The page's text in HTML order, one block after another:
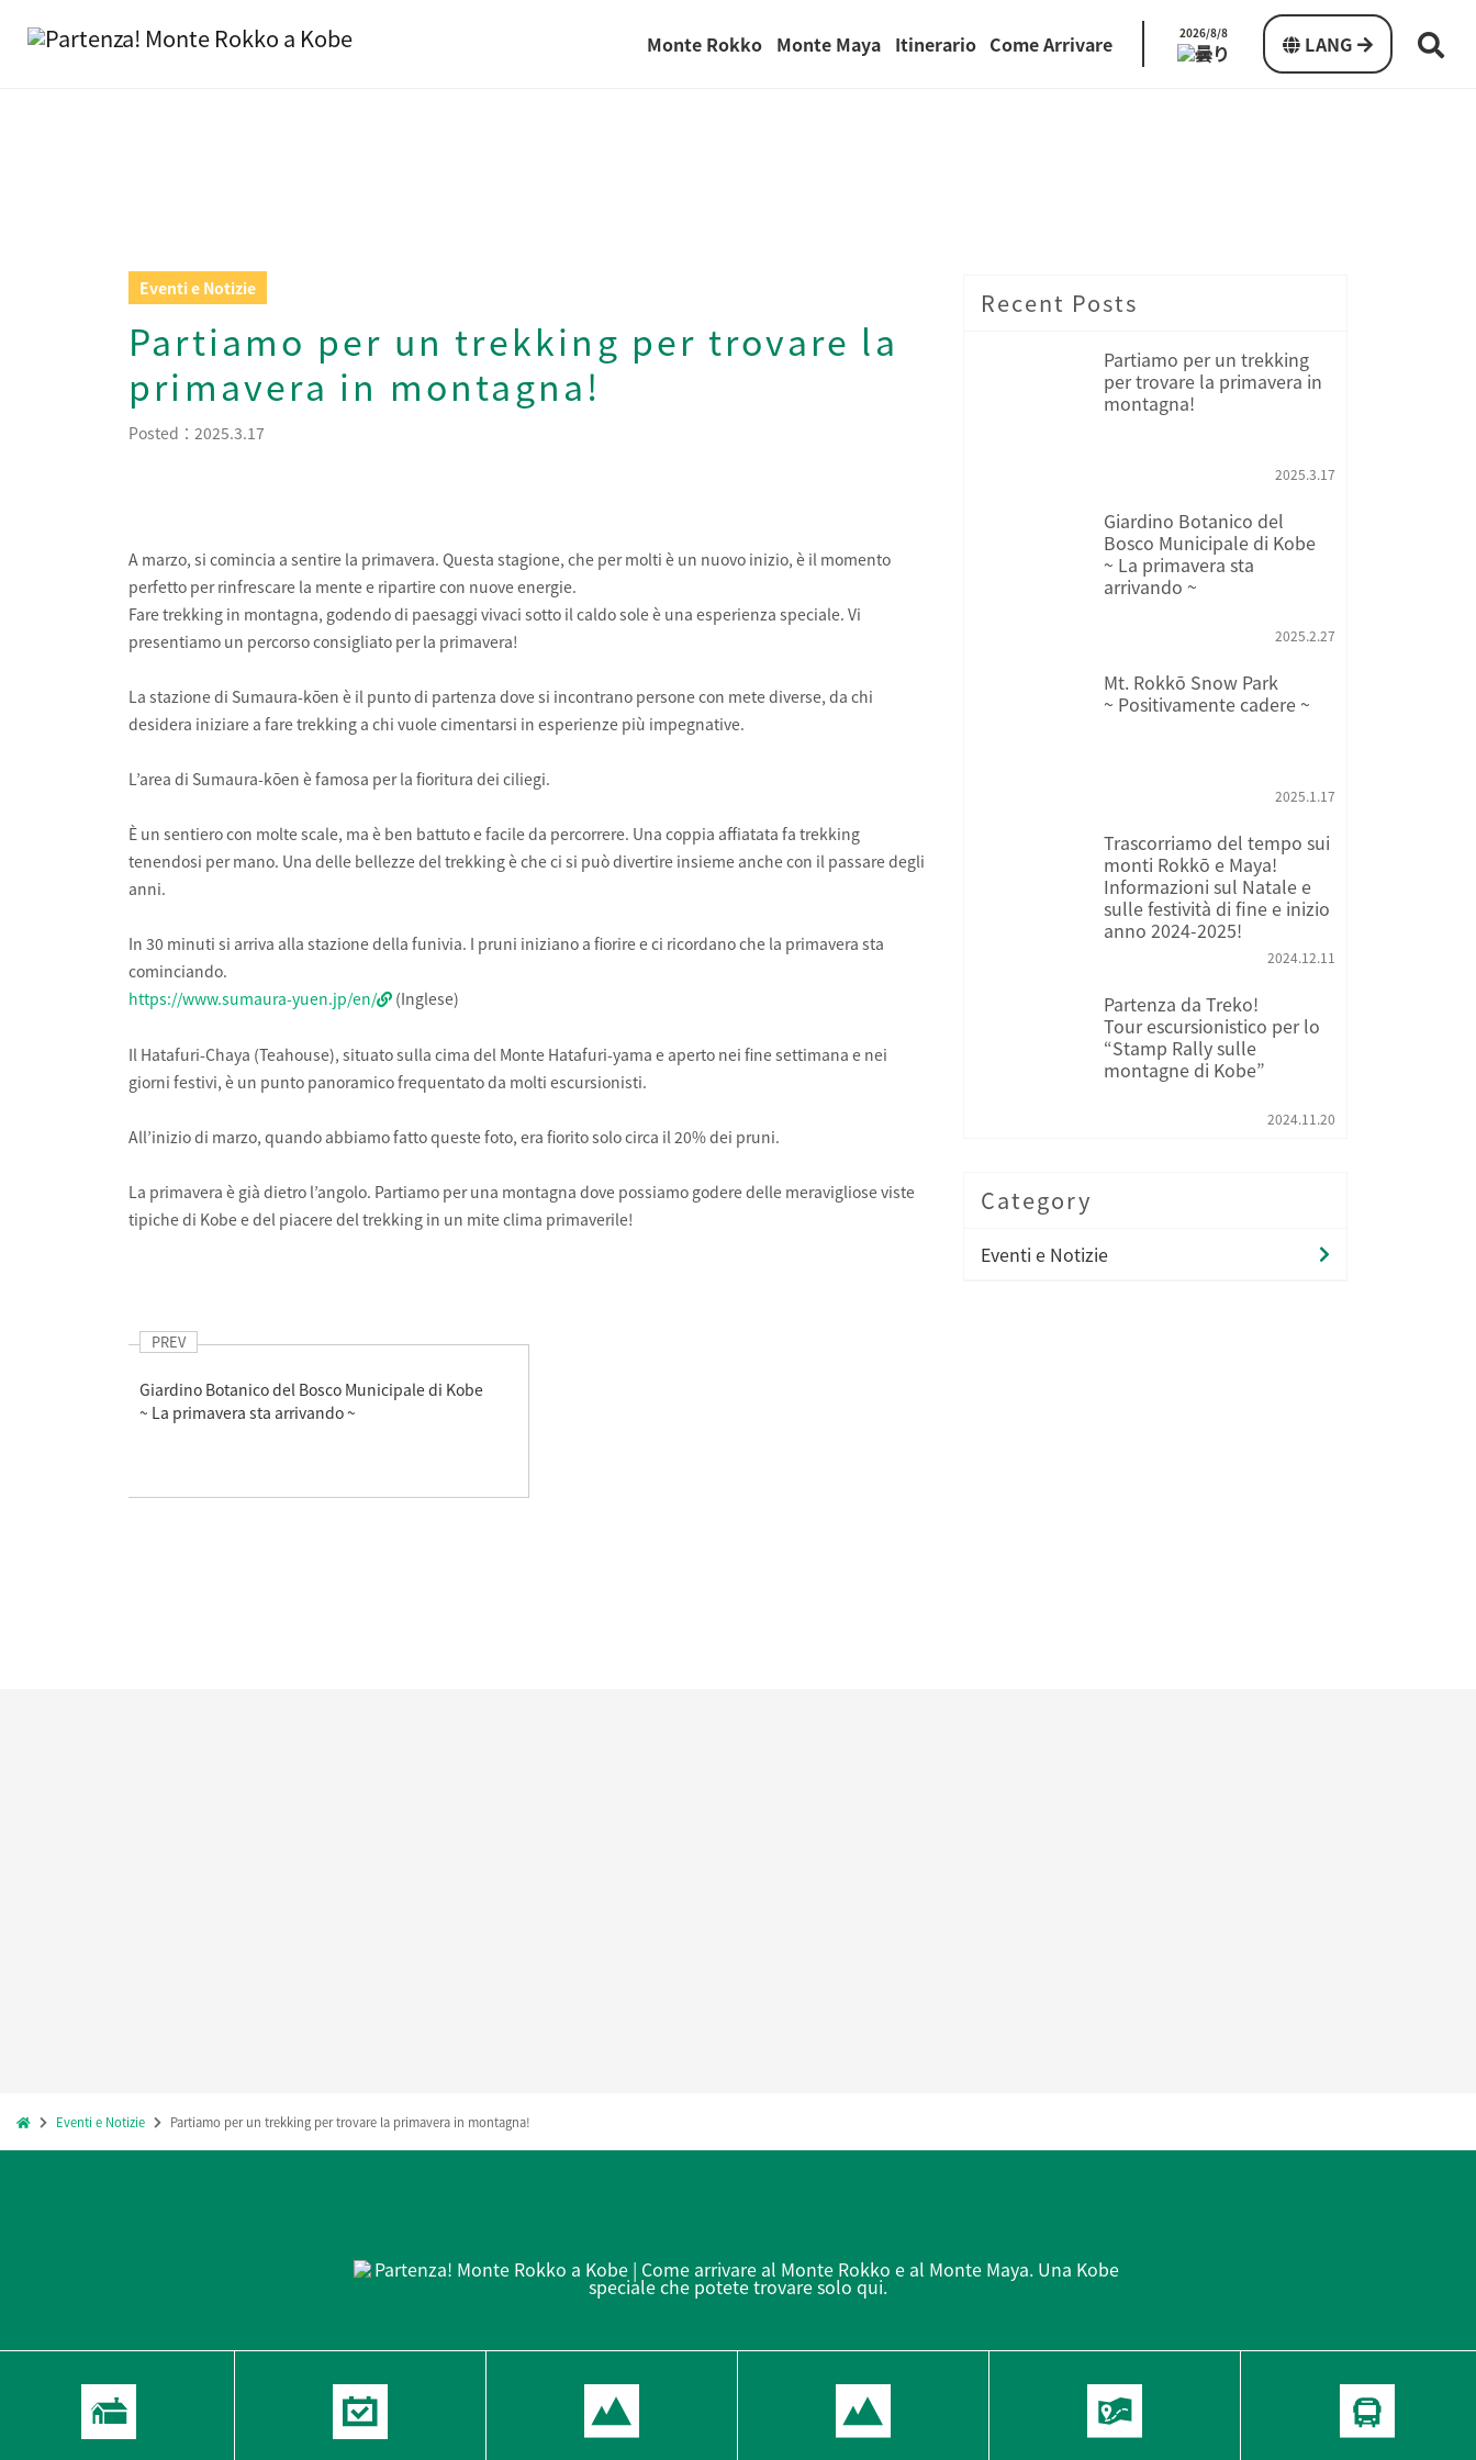
Monte Rokko Monte Maya Itinerario Come Arrivare 2026/8/8 LANG
Eventi e Notizie
Partiamo per un trekking per trovare la
primavera in montagna!
Posted：2025.3.17
A marzo, si comincia a sentire la primavera. Questa stagione, che per molti è un nuovo inizio, è il momento
perfetto per rinfrescare la mente e ripartire con nuove energie.
Fare trekking in montagna, godendo di paesaggi vivaci sotto il caldo sole è una esperienza speciale. Vi
presentiamo un percorso consigliato per la primavera!
La stazione di Sumaura-kōen è il punto di partenza dove si incontrano persone con mete diverse, da chi
desidera iniziare a fare trekking a chi vuole cimentarsi in esperienze più impegnative.
L’area di Sumaura-kōen è famosa per la fioritura dei ciliegi.
È un sentiero con molte scale, ma è ben battuto e facile da percorrere. Una coppia affiatata fa trekking
tenendosi per mano. Una delle bellezze del trekking è che ci si può divertire insieme anche con il passare degli
anni.
In 30 minuti si arriva alla stazione della funivia. I pruni iniziano a fiorire e ci ricordano che la primavera sta
cominciando.
https://www.sumaura-yuen.jp/en/
(Inglese)
Il Hatafuri-Chaya (Teahouse), situato sulla cima del Monte Hatafuri-yama e aperto nei fine settimana e nei
giorni festivi, è un punto panoramico frequentato da molti escursionisti.
All’inizio di marzo, quando abbiamo fatto queste foto, era fiorito solo circa il 20% dei pruni.
La primavera è già dietro l’angolo. Partiamo per una montagna dove possiamo godere delle meravigliose viste
tipiche di Kobe e del piacere del trekking in un mite clima primaverile!
PREV
Giardino Botanico del Bosco Municipale di Kobe
~ La primavera sta arrivando ~
Recent Posts
Partiamo per un trekking
per trovare la primavera in
montagna!
2025.3.17
Giardino Botanico del
Bosco Municipale di Kobe
~ La primavera sta
arrivando ~
2025.2.27
Mt. Rokkō Snow Park
~ Positivamente cadere ~
2025.1.17
Trascorriamo del tempo sui
monti Rokkō e Maya!
Informazioni sul Natale e
sulle festività di fine e inizio
anno 2024-2025!
2024.12.11
Partenza da Treko!
Tour escursionistico per lo
“Stamp Rally sulle
montagne di Kobe”
2024.11.20
Category
Eventi e Notizie
Eventi e Notizie Partiamo per un trekking per trovare la primavera in montagna!